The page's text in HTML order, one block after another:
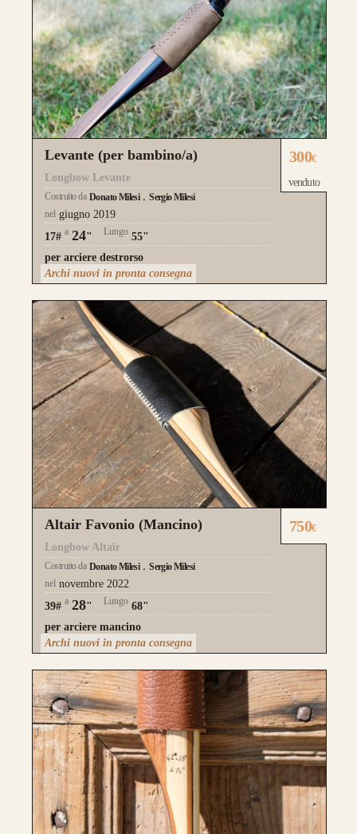
Guarda alcuni degli archi già
realizzati su misura
Levante (per bambino/a)
Longbow Levante
Costruito da Donato Milesi
Sergio Milesi
nel giugno 2019
17# a 24" Lungo 55"
per arciere destrorso
300€
venduto
Archi nuovi in pronta consegna
Altair Favonio (Mancino)
Longbow Altaïr
Costruito da Donato Milesi
Sergio Milesi
nel novembre 2022
39# a 28" Lungo 68"
per arciere mancino
750€
Archi nuovi in pronta consegna